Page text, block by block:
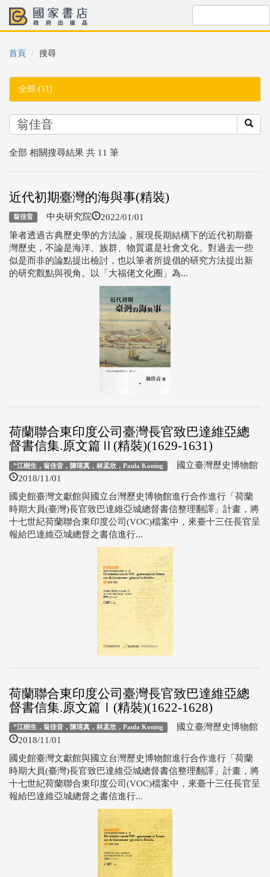
首頁 搜尋
全部 (11)
全部 相關搜尋結果 共 11 筆
近代初期臺灣的海與事(精裝)
翁佳音 中央研究院 2022/01/01
筆者透過古典歷史學的方法論，展現長期結構下的近代初期臺
灣歷史，不論是海洋、族群、物質還是社會文化。對過去一些
似是而非的論點提出檢討，也以筆者所提倡的研究方法提出新
的研究觀點與視角。以「大福佬文化圈」為...
荷蘭聯合東印度公司臺灣長官致巴達維亞總
督書信集.原文篇Ⅱ(精裝)(1629-1631)
”江樹生，翁佳音，陳瑢真，林孟欣，Paula Koning 國立臺灣歷史博物館
2018/11/01
國史館臺灣文獻館與國立台灣歷史博物館進行合作進行「荷蘭
時期大員(臺灣)長官致巴達維亞城總督書信整理翻譯」計畫，將
十七世紀荷蘭聯合東印度公司(VOC)檔案中，來臺十三任長官呈
報給巴達維亞城總督之書信進行...
荷蘭聯合東印度公司臺灣長官致巴達維亞總
督書信集.原文篇Ⅰ(精裝)(1622-1628)
”江樹生，翁佳音，陳瑢真，林孟欣，Paula Koning 國立臺灣歷史博物館
2018/11/01
國史館臺灣文獻館與國立台灣歷史博物館進行合作進行「荷蘭
時期大員(臺灣)長官致巴達維亞城總督書信整理翻譯」計畫，將
十七世紀荷蘭聯合東印度公司(VOC)檔案中，來臺十三任長官呈
報給巴達維亞城總督之書信進行...